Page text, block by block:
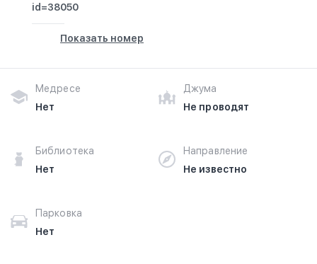
of Aruba в г.Аруба на фотографиях и узнайте о часах
работы. Ваше духовное путешествие начинается
id=38050
Показать номер
Медресе
Нет
Джума
Не проводят
Библиотека
Нет
Направление
Не известно
Парковка
Нет